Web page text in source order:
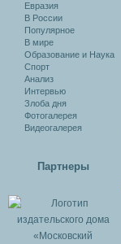
Евразия
В России
Популярное
В мире
Образование и Наука
Спорт
Анализ
Интервью
Злоба дня
Фотогалерея
Видеогалерея
Партнеры